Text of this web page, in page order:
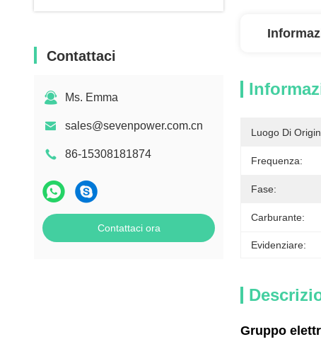
Contattaci
Ms. Emma
sales@sevenpower.com.cn
86-15308181874
Contattaci ora
Luogo Di
Frequenza:
Fase:
Carburante:
Evidenziare:
Gruppo